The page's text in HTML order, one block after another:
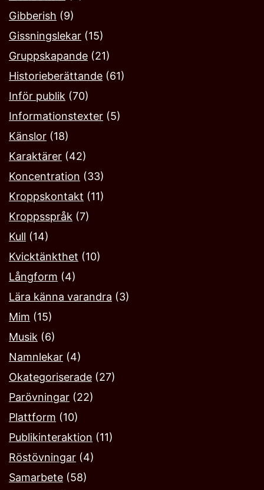
Gibberish (9)
Gissningslekar (15)
Gruppskapande (21)
Historieberättande (61)
Inför publik (70)
Informationstexter (5)
Känslor (18)
Karaktärer (42)
Koncentration (33)
Kroppskontakt (11)
Kroppsspråk (7)
Kull (14)
Kvicktänkthet (10)
Långform (4)
Lära känna varandra (3)
Mim (15)
Musik (6)
Namnlekar‎ (4)
Okategoriserade (27)
Parövningar (22)
Plattform (10)
Publikinteraktion (11)
Röstövningar (4)
Samarbete (58)